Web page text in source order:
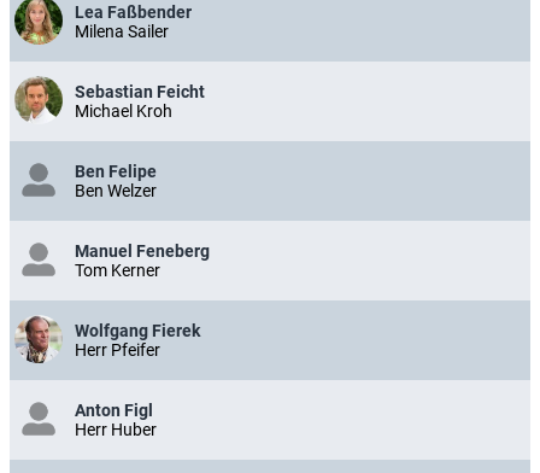
Lea Faßbender
Milena Sailer
Sebastian Feicht
Michael Kroh
Ben Felipe
Ben Welzer
Manuel Feneberg
Tom Kerner
Wolfgang Fierek
Herr Pfeifer
Anton Figl
Herr Huber